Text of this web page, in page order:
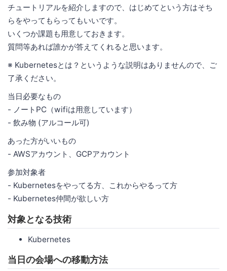
チュートリアルを紹介しますので、はじめてという方はそち
らをやってもらってもいいです。
いくつか課題も用意しておきます。
質問等あれば誰かが答えてくれると思います。
※ Kubernetesとは？というような説明はありませんので、ご
了承ください。
当日必要なもの
- ノートPC（wifiは用意しています）
- 飲み物 (アルコール可)
あった方がいいもの
- AWSアカウント、GCPアカウント
参加対象者
- Kubernetesをやってる方、これからやるって方
- Kubernetes仲間が欲しい方
対象となる技術
Kubernetes
当日の会場への移動方法